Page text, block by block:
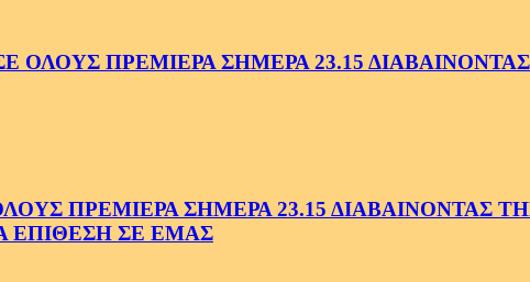
ΠΡΕΜΙΕΡΑ ΣΗΜΕΡΑ 23.15 ΔΙΑΒΑΙΝΟΝΤΑΣ
ΠΡΕΜΙΕΡΑ ΣΗΜΕΡΑ 23.15 ΔΙΑΒΑΙΝΟΝΤΑΣ
ΕΠΙΘΕΣΗ ΣΕ ΕΜΑΣ